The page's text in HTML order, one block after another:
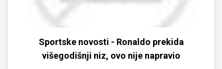
Sportske novosti - Ronaldo prekida
višegodišnji niz, ovo nije napravio